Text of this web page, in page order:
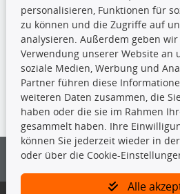
TecDoc Inside
Die hier angezeigten Daten insbesondere
nicht kopiert werden.
Es ist zu unterlassen, die Daten oder die
vorherige Zustimmung von TecDoc zu
und/oder diese Handlungen durch Dritte
Bitte prüfen Sie, ob das über unseren
personalisieren, Funktionen für
zu können und die Zugriffe auf
analysieren. Außerdem geben
Verwendung unserer Website an
soziale Medien, Werbung und
Partner führen diese
weiteren Daten zusammen, die
haben oder die sie im Rahmen
gesammelt haben. Ihre
können Sie jederzeit wieder in
oder über die Cookie-
Alle